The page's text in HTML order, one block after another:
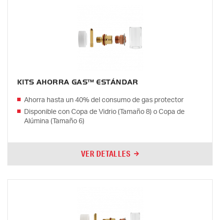
KITS AHORRA GAS™ ESTÁNDAR
Ahorra hasta un 40% del consumo de gas protector
Disponible con Copa de Vidrio (Tamaño 8) o Copa de
Alúmina (Tamaño 6)
VER DETALLES